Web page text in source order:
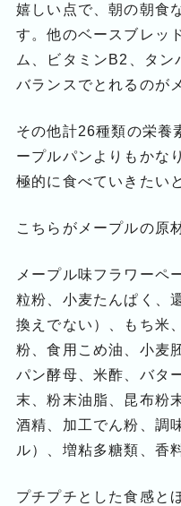
嬉しい点で、朝の朝食
す。他のベースブレッ
ム、ビタミンB2、タ
バランスでとれるのが
その他計26種類の栄養
ープルパンよりもかな
極的に食べていきたい
こちらがメープルの原
メープル味フラワーペ
粒粉、小麦たんぱく、
換えでない）、もち米
粉、食用こめ油、小麦
パン酵母、米酢、バタ
末、粉末油脂、昆布粉
酒精、加工でん粉、調
ル）、増粘多糖類、香
プチプチとした食感と